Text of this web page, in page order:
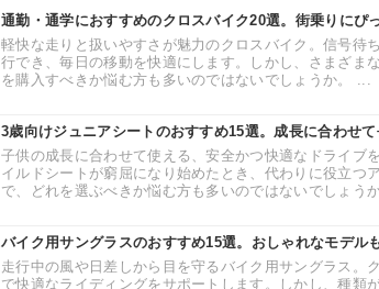
通勤・通学におすすめのクロスバイク20選。街乗りにぴ
軽快な走りと扱いやすさが魅力のクロスバイク。信号待
行でき、毎日の移動を快適にします。しかし、さまざま
を購入すべきか悩む方も多いのではないでしょうか。 ...
3歳向けジュニアシートのおすすめ15選。成長に合わせ
子供の成長に合わせて使える、安全かつ快適なドライブ
イルドシートが窮屈になり始めたとき、代わりに役立つ
で、どれを選ぶべきか悩む方も多いのではないでしょう
バイク用サングラスのおすすめ15選。おしゃれなモデル
走行中の風や日差しから目を守るバイク用サングラス。
で快適なライディングをサポートします。しかし、種類